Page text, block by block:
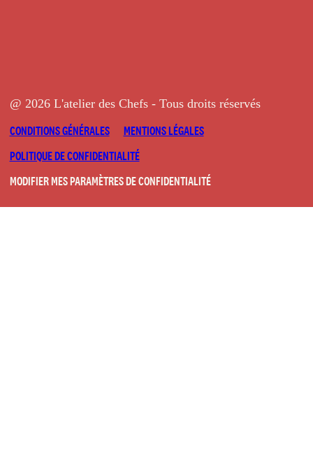
@ 2026 L'atelier des Chefs - Tous droits réservés
CONDITIONS GÉNÉRALES
MENTIONS LÉGALES
POLITIQUE DE CONFIDENTIALITÉ
MODIFIER MES PARAMÈTRES DE CONFIDENTIALITÉ